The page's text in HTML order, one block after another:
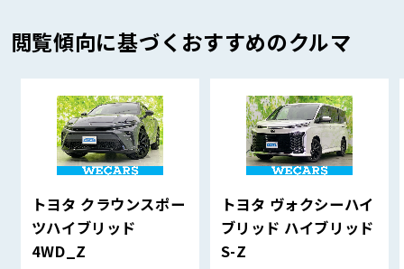
閲覧傾向に基づくおすすめのクルマ
トヨタ クラウンスポー
ツハイブリッド
4WD_Z
トヨタ ヴォクシーハイ
ブリッド ハイブリッド
S-Z